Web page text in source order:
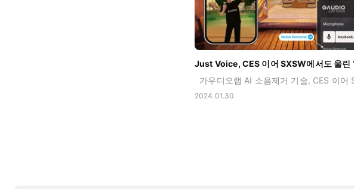
Just Voice, CES 이어 SXSW에서도 울린
2024.01.30